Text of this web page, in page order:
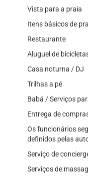
Vista para a praia
Itens básicos de
Restaurante
Aluguel de
Casa noturna / DJ
Trilhas a pé
Babá / Serviços
Entrega de
Os funcionários
definidos pelas
Serviço de
Serviços de